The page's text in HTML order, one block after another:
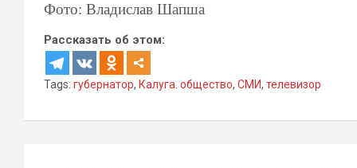
Фото: Владислав Шапша
Рассказать об этом:
Tags: губернатор, Калуга. общество, СМИ, телевизор